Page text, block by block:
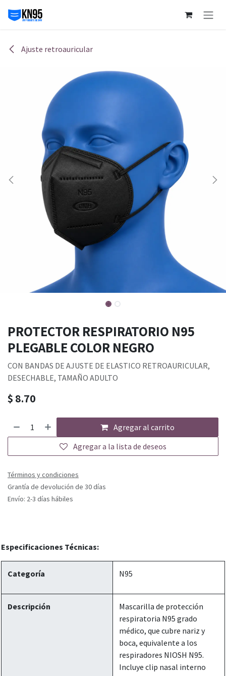
Ajuste retroauricular
PROTECTOR RESPIRATORIO N95
PLEGABLE COLOR NEGRO
CON BANDAS DE AJUSTE DE ELASTICO RETROAURICULAR,
DESECHABLE, TAMAÑO ADULTO
$ 8.70
Agregar al carrito
Agregar a la lista de deseos
Términos y condiciones
Grantía de devolución de 30 días
Envío: 2-3 días hábiles
Especificaciones Técnicas:
Categoría N95
Descripción
Mascarilla de protección
respiratoria N95 grado
médico, que cubre nariz y
boca, equivalente a los
respiradores NIOSH N95.
Incluye clip nasal interno